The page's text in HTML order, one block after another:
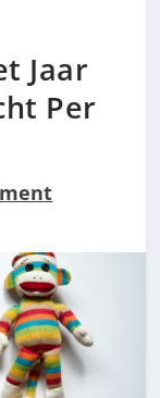
Jaar
Per